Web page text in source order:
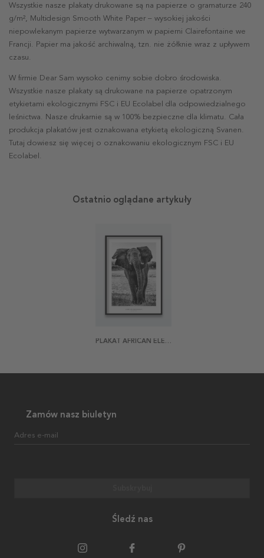
Wszystkie nasze plakaty drukowane są na papierze o gramaturze 240
g/m², Multidesign Smooth White Paper – wysokiej jakości
niepowlekanym papierze wytwarzanym w papierni Clairefontaine we
Francji. Papier ma jakość archiwalną, tzn. nie żółknie wraz z upływem
czasu.
W firmie Dear Sam wysoko cenimy sobie dobro środowiska.
Wszystkie nasze plakaty są drukowane na papierze opatrzonym
etykietami ekologicznymi FSC i EU Ecolabel dla odpowiedzialnego
leśnictwa. Nasze drukarnie są w 100% bezpieczne dla klimatu. Cała
produkcja plakatów jest oznakowana etykietą ekologiczną Svanen.
Tutaj dowiesz się więcej o oznakowaniu ekologicznym FSC i EU
Ecolabel.
Ostatnio oglądane artykuły
PLAKAT AFRICAN ELEPHANT
Zamów nasz biuletyn
Adres e-mail
Śledź nas